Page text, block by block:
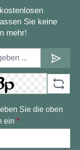
Sie keine
mehr!
Sie die oben
ein *